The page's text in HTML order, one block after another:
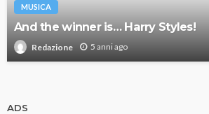
MUSICA
And the winner is… Harry Styles!
Redazione 5 anni ago
ADS